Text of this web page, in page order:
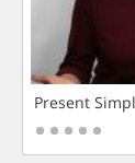
Present